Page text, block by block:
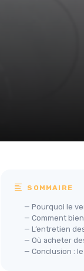
SOMMAIRE
— Pourquoi le
— Comment
— L’entretien
— Où acheter
— Conclusion :